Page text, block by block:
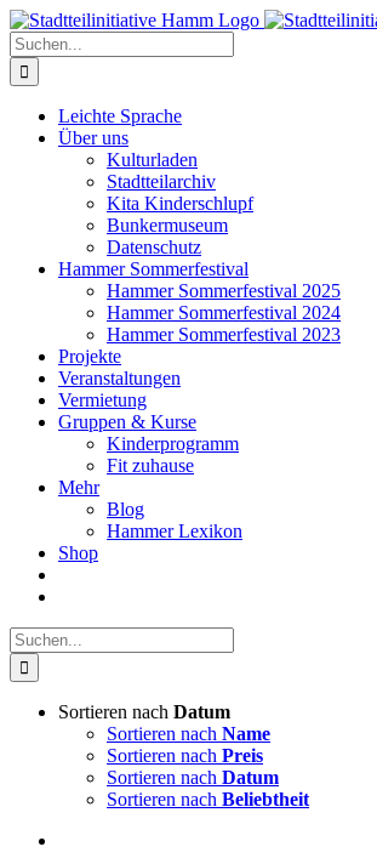
Zum
Inhalt
springen
Suche
nach:
Leichte Sprache
Über uns
Kulturladen
Stadtteilarchiv
Kita Kinderschlupf
Bunkermuseum
Datenschutz
Hammer Sommerfestival
Hammer Sommerfestival 2025
Hammer Sommerfestival 2024
Hammer Sommerfestival 2023
Projekte
Veranstaltungen
Vermietung
Gruppen & Kurse
Kinderprogramm
Fit zuhause
Mehr
Blog
Hammer Lexikon
Shop
Suche
nach:
Sortieren nach Datum
Sortieren nach Name
Sortieren nach Preis
Sortieren nach Datum
Sortieren nach Beliebtheit